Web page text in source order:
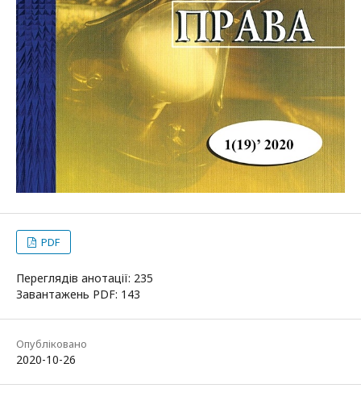
PDF
Переглядів анотації: 235
Завантажень PDF: 143
Опубліковано
2020-10-26